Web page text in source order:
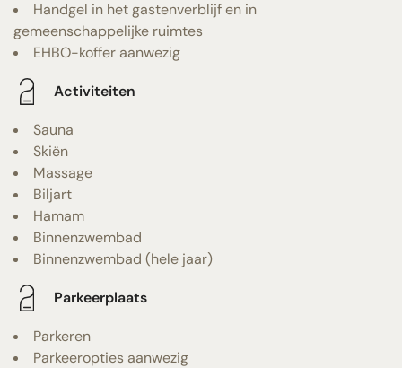
Handgel in het gastenverblijf en in
gemeenschappelijke ruimtes
EHBO-koffer aanwezig
Activiteiten
Sauna
Skiën
Massage
Biljart
Hamam
Binnenzwembad
Binnenzwembad (hele jaar)
Parkeerplaats
Parkeren
Parkeeropties aanwezig